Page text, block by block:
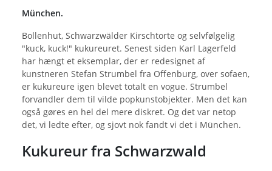
München.
Bollenhut, Schwarzwälder Kirschtorte og selvfølgelig
"kuck, kuck!" kukureuret. Senest siden Karl Lagerfeld
har hængt et eksemplar, der er redesignet af
kunstneren Stefan Strumbel fra Offenburg, over sofaen,
er kukureure igen blevet totalt en vogue. Strumbel
forvandler dem til vilde popkunstobjekter. Men det kan
også gøres en hel del mere diskret. Og det var netop
det, vi ledte efter, og sjovt nok fandt vi det i München.
Kukureur fra Schwarzwald